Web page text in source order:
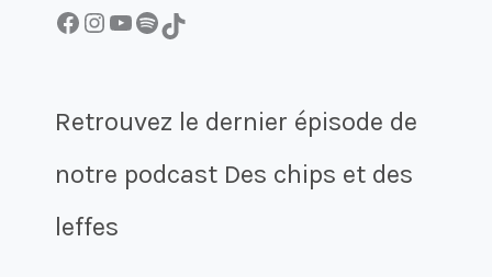
Facebook InstagramYouTube Spotify TikTok
Retrouvez le dernier épisode de
notre podcast Des chips et des
leffes